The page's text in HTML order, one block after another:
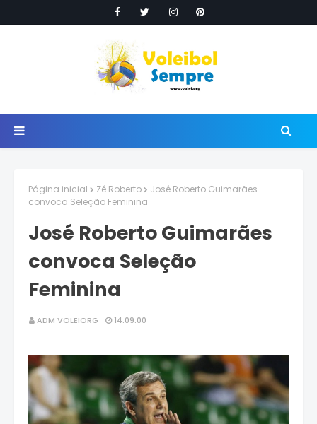
Página inicial Zé Roberto
José Roberto Guimarães
convoca Seleção Feminina
José Roberto Guimarães
convoca Seleção
Feminina
ADM VOLEIORG 14:09:00